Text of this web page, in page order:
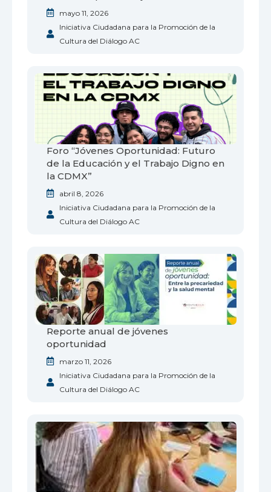
mayo 11, 2026
Iniciativa Ciudadana para la Promoción de la
Cultura del Diálogo AC
Foro “Jóvenes Oportunidad: Futuro
de la Educación y el Trabajo Digno en
la CDMX”
abril 8, 2026
Iniciativa Ciudadana para la Promoción de la
Cultura del Diálogo AC
Reporte anual de jóvenes
oportunidad
marzo 11, 2026
Iniciativa Ciudadana para la Promoción de la
Cultura del Diálogo AC